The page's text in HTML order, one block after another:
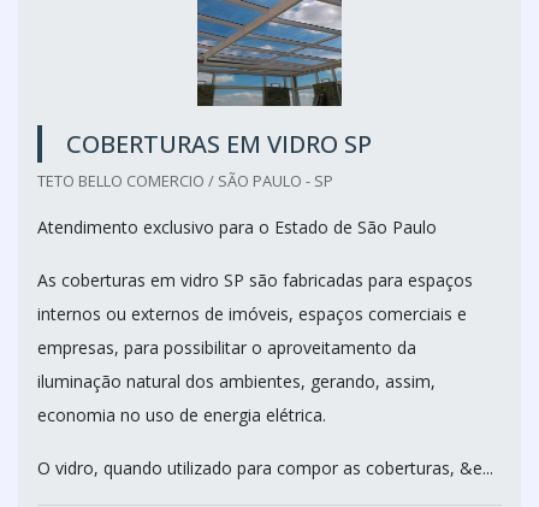
COBERTURAS EM VIDRO SP
TETO BELLO COMERCIO / SÃO PAULO - SP
Atendimento exclusivo para o Estado de São Paulo
As coberturas em vidro SP são fabricadas para espaços
internos ou externos de imóveis, espaços comerciais e
empresas, para possibilitar o aproveitamento da
iluminação natural dos ambientes, gerando, assim,
economia no uso de energia elétrica.
O vidro, quando utilizado para compor as coberturas, &e...